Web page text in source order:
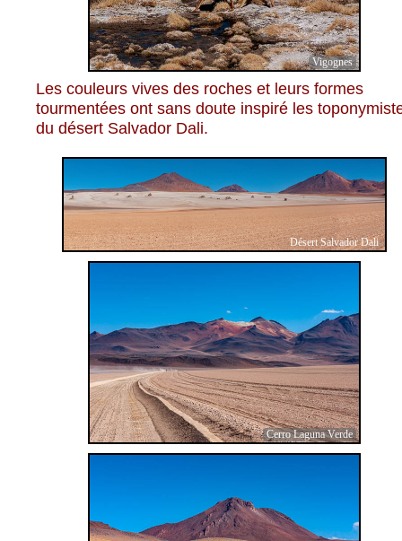
Vigognes
Les couleurs vives des roches et leurs formes
tourmentées ont sans doute inspiré les
du désert Salvador Dali.
Désert Salvador Dali
Cerro Laguna Verde